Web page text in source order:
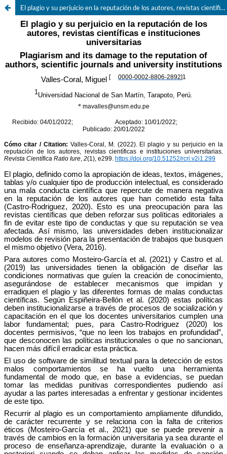
El plagio y su perjuicio en la reputación de los autores, revistas científicas e instituciones universitarias